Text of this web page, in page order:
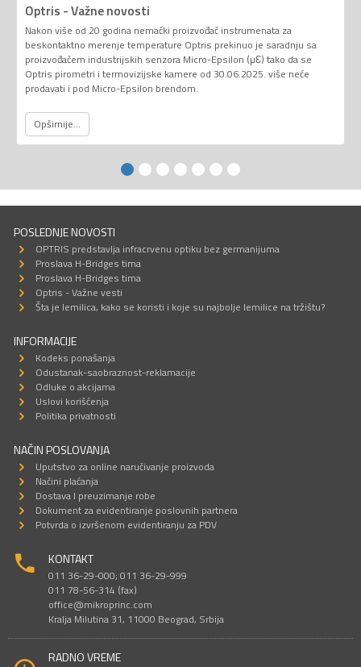
Optris - Važne novosti
Nakon više od 20 godina nemački proizvođač instrumenata za
beskontaktno merenje temperature Optris prekinuo je saradnju sa
proizvođačem industrijskih senzora Micro-Epsilon (µƐ) tako da se
Optris pirometri i termovizijske kamere od 30.06.2025. više neće
prodavati i pod Micro-Epsilon brendom.
Opširnije...
POSLEDNJE NOVOSTI
OPTRIS predstavlja infracrvenu optiku bez germanijuma
Proslava H-Bridges tima
Proslava H-Bridges tima
Optris - Važne vesti
Šta je lemilica, kako se koristi i koje su najbolje lemilice na tržištu?
INFORMACIJE
Kodeks ponašanja
Odustanak-saobraznost-reklamacije
Odluke o akcijama
Uslovi korišćenja
Politika privatnosti
NAČIN POSLOVANJA
Uputstvo za online naručivanje proizvoda
Načini plaćanja
Dostava I preuzimanje robe
Dokument za evidentiranje poslovnih partnera
Potvrda o izvršenom evidentiranju za PDV
KONTAKT
011 36-29-000; 011 36-29-999
011 78-56-314 (fax)
office@mikroprinc.com
Kralja Milutina 31, 11000 Beograd, Srbija
RADNO VREME